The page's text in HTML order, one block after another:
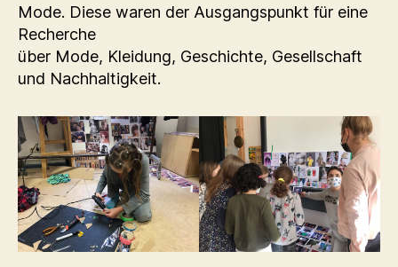
Mode. Diese waren der Ausgangspunkt für eine
Recherche
über Mode, Kleidung, Geschichte, Gesellschaft
und Nachhaltigkeit.